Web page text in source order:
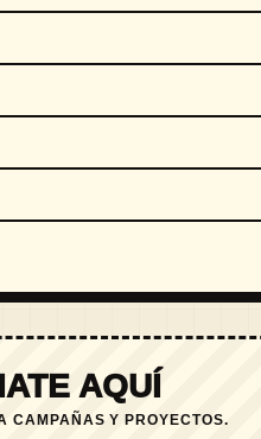
AQUÍ
CAMPAÑAS Y PROYECTOS.